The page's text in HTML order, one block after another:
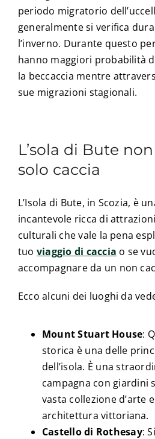
periodo migratorio
generalmente si verifica
l’inverno. Durante questo
hanno maggiori probabilità
la beccaccia mentre
sue migrazioni stagionali.
L’sola di Bute
solo caccia
L’Isola di Bute, in Scozia, è
incantevole ricca di
culturali che vale la pena
tuo viaggio di caccia o se
accompagnare da un non
Ecco alcuni dei luoghi da
Mount Stuart House:
storica è una delle
dell’isola. È una
campagna con giardini
vasta collezione d’arte
architettura vittoriana.
Castello di Rothesay: